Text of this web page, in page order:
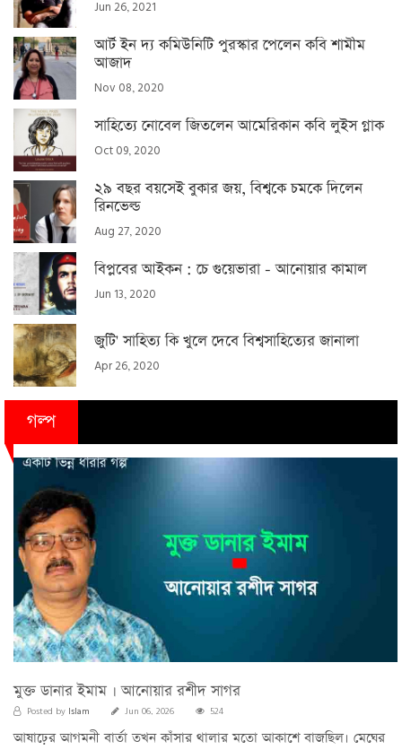
Jun 26, 2021
আর্ট ইন দ্য কমিউনিটি পুরস্কার পেলেন কবি শামীম
আজাদ
Nov 08, 2020
সাহিত্যে নোবেল জিতলেন আমেরিকান কবি লুইস গ্লাক
Oct 09, 2020
২৯ বছর বয়সেই বুকার জয়, বিশ্বকে চমকে দিলেন
রিনভেল্ড
Aug 27, 2020
বিপ্লবের আইকন : চে গুয়েভারা - আনোয়ার কামাল
Jun 13, 2020
জুটি' সাহিত্য কি খুলে দেবে বিশ্বসাহিত্যের জানালা
Apr 26, 2020
গল্প
মুক্ত ডানার ইমাম । আনোয়ার রশীদ সাগর
Posted by Islam Jun 06, 2026 524
আষাঢ়ের আগমনী বার্তা তখন কাঁসার থালার মতো আকাশে বাজছিল। মেঘের